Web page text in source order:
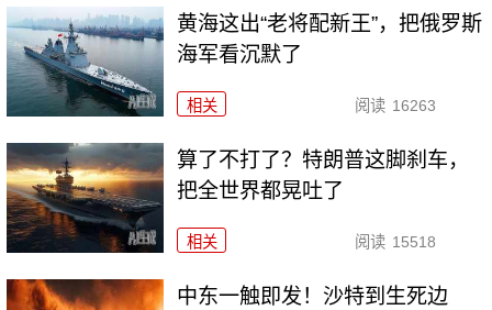
黄海这出“老将配新王”，把俄罗斯
海军看沉默了
相关 阅读 16263
算了不打了？特朗普这脚刹车，
把全世界都晃吐了
相关 阅读 15518
中东一触即发！沙特到生死边